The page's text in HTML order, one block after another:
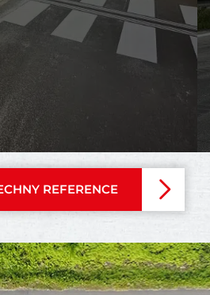
REFERENCE